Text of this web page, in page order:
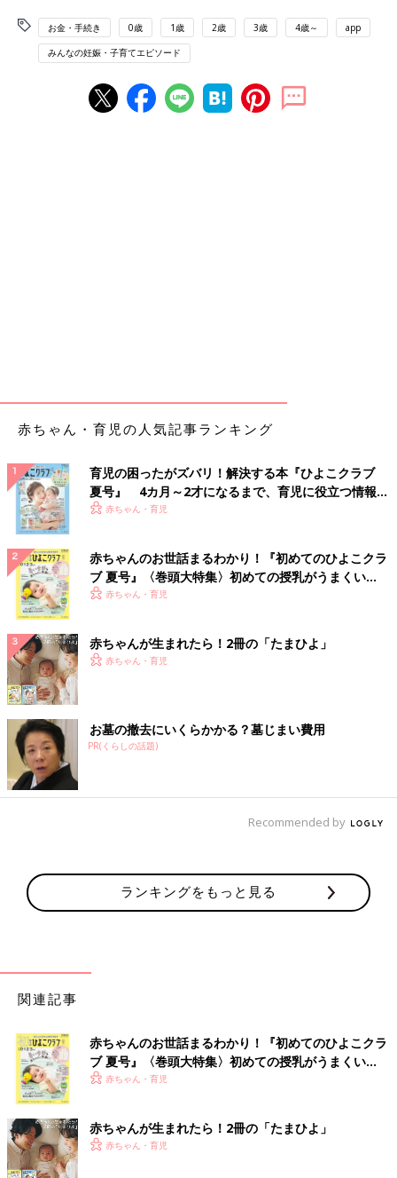
1泊の費用が10万！分娩とは別で請求されました」（テディ）
■家電を２年ローンに
「1年の間に家電製品が次々と壊れて、2年のローンを組んで支払
い中…」（なつ）
「想定外以外にも予測できる支出もあるのであらか
値上がりラッシュでただでさえ支出が増えているのに、想定外の
支出に頭を抱えることもあります。そこで、想定外の支出に備え
てできることを菅原直子さんに教えていただきました。
「想定外の支出については、『想定外の支出があることを想定』
しておくことが大切です。想定外だと感じるけれど、実際は予測
できる支出もあります。
たとえば、時期こそ特定できないものの誰でもいつかは死を迎え
るのですから、見舞いや葬儀に行くための交通費や見舞金、香典
代は生活費とは別にキープしておきたいものです。香典代など
は、親せきや地域の相場をあらかじめ親世代に教えておいてもら
いましょう。交通費は気持ちが動転していて車の運転に支障があ
ると危険なので、公共交通機関の費用を用意しておくといいでし
ょう。
意しますが、一部は現金にしておきます。電化製品が突然故障し
か普通預貯金がいいですね。両方の組み合わせもＯＫです。
ないものに分けられそうです。
自動車や自宅建物の事故は、保険で備えられる可能性がありま
す。めったに起こらないけれど、起きた場合は負担が大きいとい
う事故に備えるのが『保険』です。保険料という対価をあらかじ
め払う必要はありますが、安心を得ることができます」（菅原直
子さん）
お金・手続き 0歳 1歳 2歳 3歳 4歳～ app
みんなの妊娠・子育てエピソード
赤ちゃん・育児の人気記事ランキング
育児の困ったがズバリ！解決する本『ひよこクラブ
夏号』 4カ月～2才になるまで、育児に役立つ情報が
いっぱい！
赤ちゃん・育児
赤ちゃんのお世話まるわかり！『初めてのひよこクラ
ブ 夏号』〈巻頭大特集〉初めての授乳がうまくい
く！ おっぱい・ミルクの基本と夏のトラブル 解決テ
赤ちゃん・育児
赤ちゃんが生まれたら！2冊の「たまひよ」
赤ちゃん・育児
お墓の撤去にいくらかかる？墓じまい費用
PR(くらしの話題)
Recommended by
ランキングをもっと見る
関連記事
赤ちゃんのお世話まるわかり！『初めてのひよこクラ
ブ 夏号』〈巻頭大特集〉初めての授乳がうまくい
く！ おっぱい・ミルクの基本と夏のトラブル 解決テ
赤ちゃん・育児
赤ちゃんが生まれたら！2冊の「たまひよ」
赤ちゃん・育児